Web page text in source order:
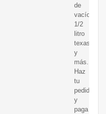
de
vacío
1/2
litro
texas
y
más.
Haz
tu
pedido
y
paga